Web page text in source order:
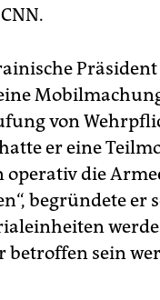
von
er eine
operativ die
begründete er
werde
betroffen sein